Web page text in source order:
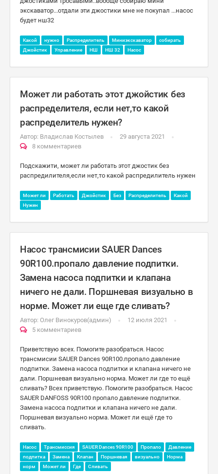
экскаватор...отдали эти джостики мне не покупал ...насос
будет нш32
Какой нужно Распределитель Миниэкскаватор
собирать
Джойстик
Управление НШ НШ 32 Насос
Может ли работать этот джойстик без
распределителя, если нет,то какой
распределитель нужен?
Автор: Владислав Костылев
29 августа 2021
8 комментариев
Подскажити, может ли работать этот джостик без
распредилителя,если нет,то какой распредилитель нужен
Может ли Работать Джойстик Без Распределитель
Какой
Нужен
Насос трансмисии SAUER Dances
90R100.пропало давление подпитки.
Замена насоса подпитки и клапана
ничего не дали. Поршневая визуально в
норме. Может ли еще где сливать?
Автор: Олег Винокуров(админ)
12 июля 2021
5 комментариев
Приветствую всех. Помогите разобраться. Насос
трансмисии SAUER Dances 90R100.пропало давление
подпитки. Замена насоса подпитки и клапана ничего не
дали. Поршневая визуально норма. Может ли где то ещё
сливать? Всех приветствую. Помогите разобраться. Насос
SAUER DANFOSS 90R100 пропало давление подпитки.
Замена насоса подпитки и клапана ничего не дали.
Поршневая визуально норма. Может ли ещё где то
сливать.
Насос Трансмиссия SAUER Dances 90R100 Пропало
Давление
подпитка
Замена Клапан Поршневая визуально
Норма
норм
Может ли Где Сливать